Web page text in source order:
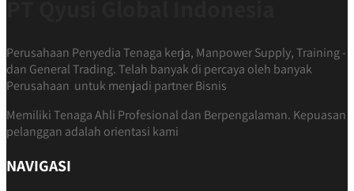
Perusahaan Penyedia Tenaga kerja, Manpower Supply, Training -
dan General Trading. Telah banyak di percaya oleh banyak
Perusahaan untuk menjadi partner Bisnis
Memiliki Tenaga Ahli Profesional dan Berpengalaman. Kepuasan
pelanggan adalah orientasi kami
NAVIGASI